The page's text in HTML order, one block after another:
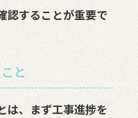
認することが重要で
と
は、まず工事進捗を